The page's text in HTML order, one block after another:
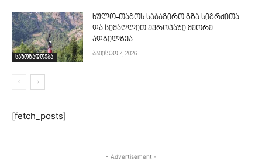
საზოგადოება
ხულო-თაგოს საბაგირო გზა სიგრძითა
და სიმაღლით ევროპაში მეორე
ადგილზეა
აგვისტო 7, 2026
[fetch_posts]
- Advertisement -